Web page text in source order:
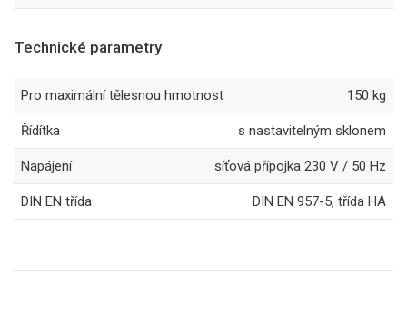
Technické parametry
Pro maximální tělesnou hmotnost 150 kg
Řídítka s nastavitelným sklonem
Napájení síťová přípojka 230 V / 50 Hz
DIN EN třída DIN EN 957-5, třída HA